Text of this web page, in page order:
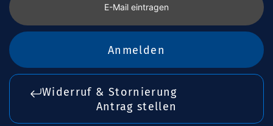
E-Mail eintragen
Anmelden
Widerruf & Stornierung
Antrag stellen